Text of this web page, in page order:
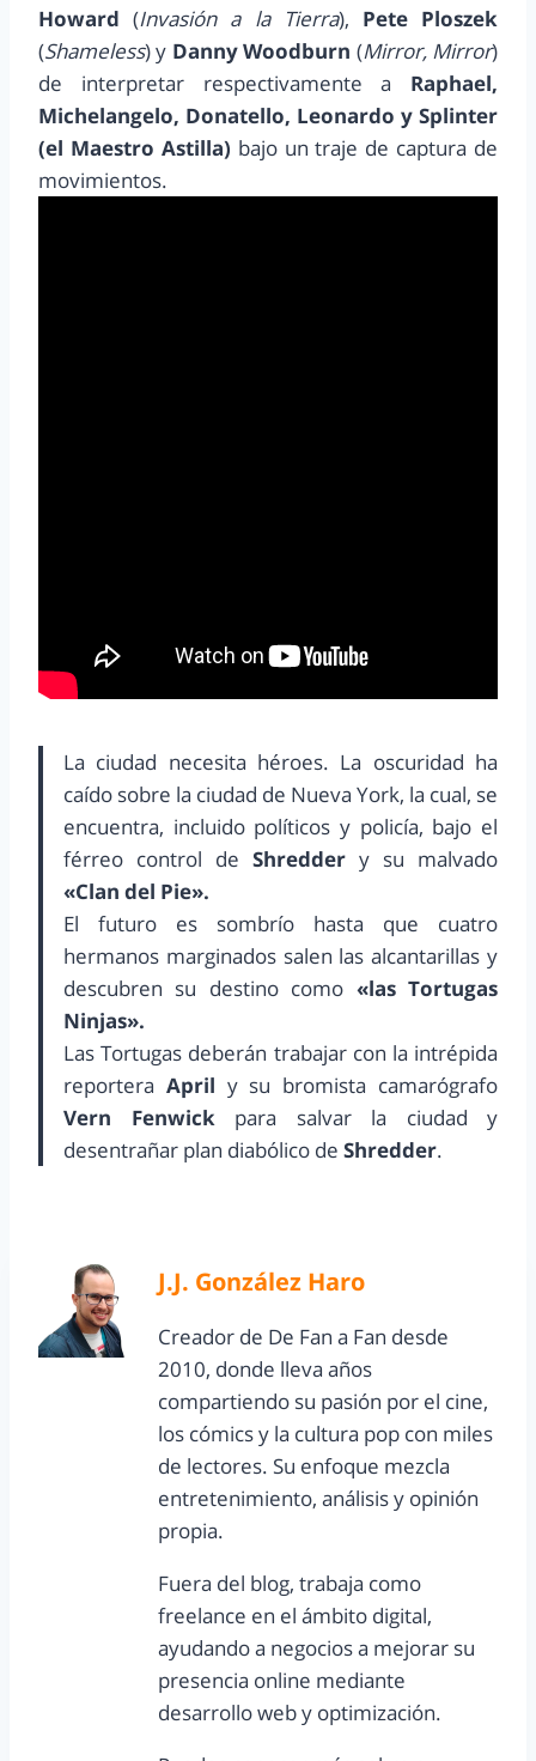
Howard (Invasión a la Tierra), Pete Ploszek
(Shameless) y Danny Woodburn (Mirror, Mirror)
de interpretar respectivamente a Raphael,
Michelangelo, Donatello, Leonardo y Splinter
(el Maestro Astilla) bajo un traje de captura de
movimientos.
La ciudad necesita héroes. La oscuridad ha
caído sobre la ciudad de Nueva York, la cual, se
encuentra, incluido políticos y policía, bajo el
férreo control de Shredder y su malvado
«Clan del Pie».
El futuro es sombrío hasta que cuatro
hermanos marginados salen las alcantarillas y
descubren su destino como «las Tortugas
Ninjas».
Las Tortugas deberán trabajar con la intrépida
reportera April y su bromista camarógrafo
Vern Fenwickpara salvar la ciudad y
desentrañar plan diabólico de Shredder.
J.J. González Haro
Creador de De Fan a Fan desde
2010, donde lleva años
compartiendo su pasión por el cine,
los cómics y la cultura pop con miles
de lectores. Su enfoque mezcla
entretenimiento, análisis y opinión
propia.
Fuera del blog, trabaja como
freelance en el ámbito digital,
ayudando a negocios a mejorar su
presencia online mediante
desarrollo web y optimización.